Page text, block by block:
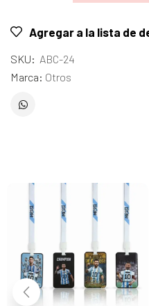
Agregar a la lista de
SKU: ABC-24
Marca: Otros